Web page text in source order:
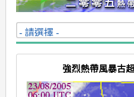
強烈熱帶風暴古